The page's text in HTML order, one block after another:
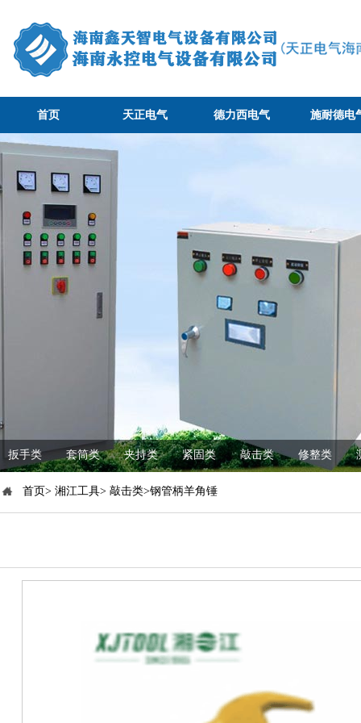
首页 天正电气 德力西电气 施耐德电
扳手类 套筒类 夹持类 紧固类 敲击类 修整类
首页> 湘江工具> 敲击类>钢管柄羊角锤